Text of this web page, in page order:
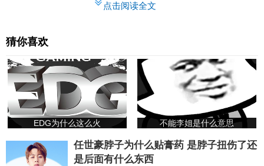
点击阅读全文
猜你喜欢
EDG为什么这么火 不能李姐是什么意思
任世豪脖子为什么贴膏药 是脖子扭伤了还
是后面有什么东西